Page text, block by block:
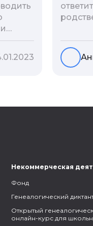
базы.
вас
Некоммерческая
Фонд
Генеалогический
Открытый
онлайн-курс для